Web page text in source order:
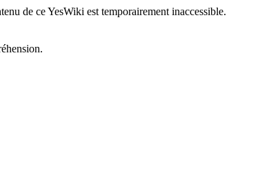
de ce YesWiki est temporairement inaccessible.